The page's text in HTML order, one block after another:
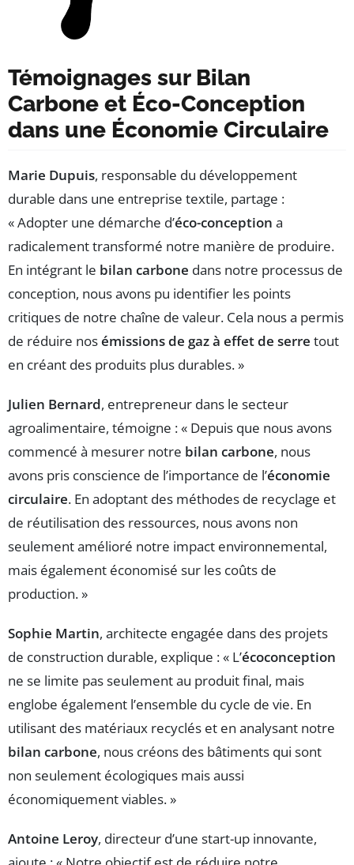
Témoignages sur Bilan
Carbone et Éco-Conception
dans une Économie Circulaire
Marie Dupuis, responsable du développement
durable dans une entreprise textile, partage :
« Adopter une démarche d’éco-conception a
radicalement transformé notre manière de produire.
En intégrant le bilan carbone dans notre processus de
conception, nous avons pu identifier les points
critiques de notre chaîne de valeur. Cela nous a permis
de réduire nosémissions de gaz à effet de serre tout
en créant des produits plus durables. »
Julien Bernard, entrepreneur dans le secteur
agroalimentaire, témoigne : « Depuis que nous avons
commencé à mesurer notre bilan carbone, nous
avons pris conscience de l’importance de l’économie
circulaire. En adoptant des méthodes de recyclage et
de réutilisation des ressources, nous avons non
seulement amélioré notre impact environnemental,
mais également économisé sur les coûts de
production. »
Sophie Martin, architecte engagée dans des projets
de construction durable, explique : « L’écoconception
ne se limite pas seulement au produit final, mais
englobe également l’ensemble du cycle de vie. En
utilisant des matériaux recyclés et en analysant notre
bilan carbone, nous créons des bâtiments qui sont
non seulement écologiques mais aussi
économiquement viables. »
Antoine Leroy, directeur d’une start-up innovante,